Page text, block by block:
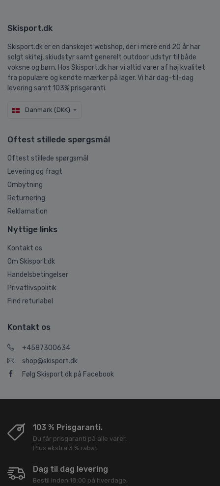
Skisport.dk
Skisport.dk er en danskejet webshop, der i mere end 20 år har
solgt skitøj, skiudstyr samt generelt outdoor udstyr til både
voksne og børn. Hos Skisport.dk har vi altid varer af høj kvalitet
fra populære og kendte mærker på lager. Vi har dag-til-dag
levering samt 103% prisgaranti.
Danmark (DKK)
Oftest stillede spørgsmål
Oftest stillede spørgsmål
Levering og fragt
Ombytning
Returnering
Reklamation
Nyttige links
Kontakt os
Om Skisport.dk
Handelsbetingelser
Privatlivspolitik
Find returlabel
Kontakt os
+4587300634
shop@skisport.dk
Følg Skisport.dk på Facebook
103 % Prisgaranti.
Du får prisgaranti på alle varer.
Plus ekstra 3 % rabat
Dag til dag levering
Bestil inden 18:00 på hverdage,